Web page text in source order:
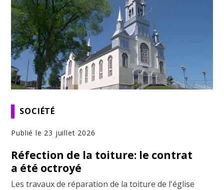
SOCIÉTÉ
Publié le 23 juillet 2026
Réfection de la toiture: le contrat
a été octroyé
Les travaux de réparation de la toiture de l'église